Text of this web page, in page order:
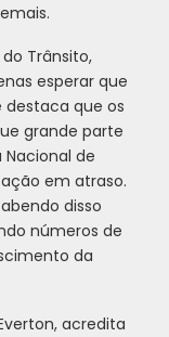
Trânsito,
esperar que
destaca que os
grande parte
de
em atraso.
disso
números de
da
acredita